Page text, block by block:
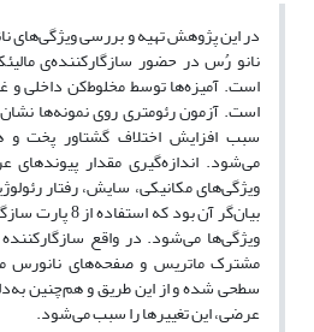
در این پژوهش تهیه و بررسی ویژگی‌های
نانو رُس در حضور سازگارکننده‌ی
است. آمیزه‌ها توسط مخلوط‌کن داخلی و
است. آزمون رئومتری روی نمونه‌ها
سبب افزایش اختلاف گشتاور پخت
می‌شود. اندازه‌گیری مقدار
ویژگی‌های مکانیکی، سایش، رفتار
بیان‌گر آن بود
ویژگی‌ها می‌شود. در واقع
مشترک ماتریس و صفحه‌های نانورس
سطحی شده و از این طریق و هم‌چنین
عرضی، این تغییرها را سبب می‌شود.